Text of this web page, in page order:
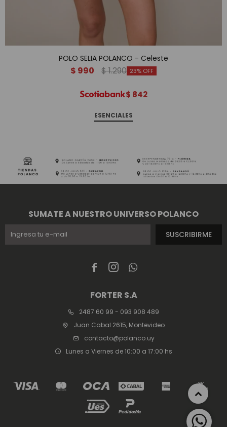
POLO SELIA POLANCO - Celeste
$ 990 $1.290 23
$ 842
ESENCIALES
  
FORTER S.A
2487 60 99 - 093 908 489
Juan Cabal 2615, Montevideo
contacto@polanco.uy
Lunes a Viernes de 10:00 a 17:00 hs
SUMATE A NUESTRO UNIVERSO POLANCO
SUSCRIBIRME